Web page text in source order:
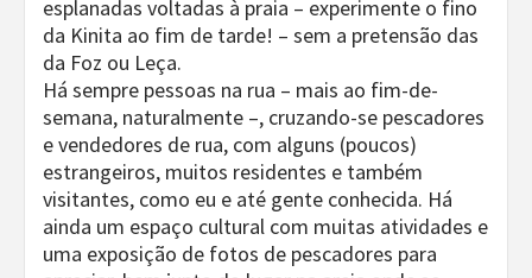
esplanadas voltadas à praia – experimente o fino
da Kinita ao fim de tarde! – sem a pretensão das
da Foz ou Leça.
Há sempre pessoas na rua – mais ao fim-de-
semana, naturalmente –, cruzando-se pescadores
e vendedores de rua, com alguns (poucos)
estrangeiros, muitos residentes e também
visitantes, como eu e até gente conhecida. Há
ainda um espaço cultural com muitas atividades e
uma exposição de fotos de pescadores para